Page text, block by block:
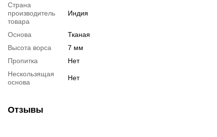
Страна
производитель
товара
Индия
Основа
Тканая
Высота ворса
7 мм
Пропитка
Нет
Нескользящая
основа
Нет
Отзывы